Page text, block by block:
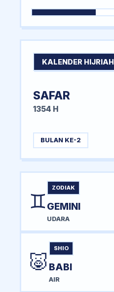
KALENDER HIJRIAH
SAFAR
1354 H
BULAN KE-2
♊
ZODIAK
GEMINI
UDARA
🐷
SHIO
BABI
AIR